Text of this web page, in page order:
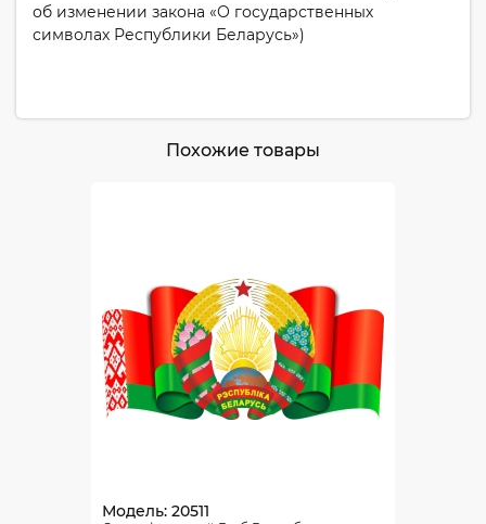
об изменении закона «О государственных
символах Республики Беларусь»)
Похожие товары
Модель: 20511